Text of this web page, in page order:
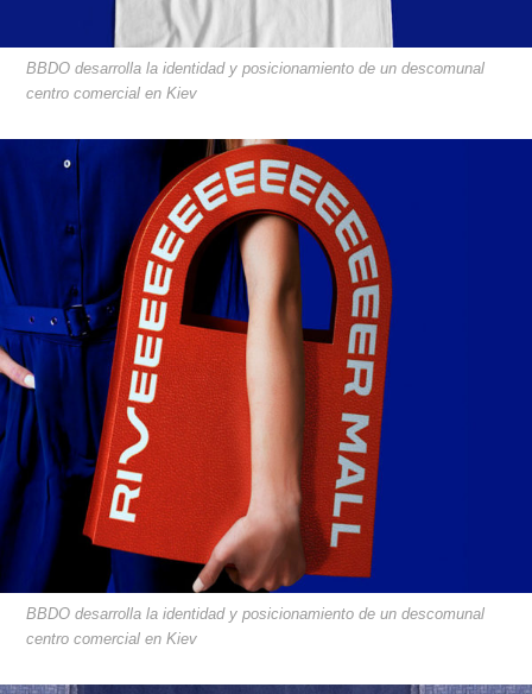
BBDO desarrolla la identidad y posicionamiento de un descomunal
centro comercial en Kiev
BBDO desarrolla la identidad y posicionamiento de un descomunal
centro comercial en Kiev